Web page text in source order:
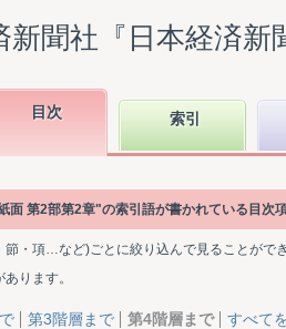
新聞社『日本経済新
目次 索引
面 第2部第2章"の索引語が書かれている目次
節・項…など)ごとに絞り込んで見ることがで
ります。
第3階層まで 第4階層まで すべて